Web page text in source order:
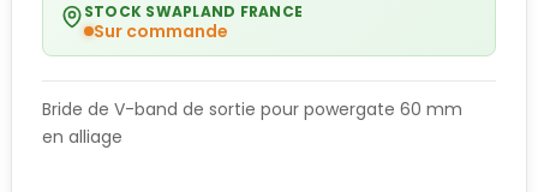
STOCK SWAPLAND FRANCE
Sur commande
Bride de V-band de sortie pour powergate 60 mm
en alliage